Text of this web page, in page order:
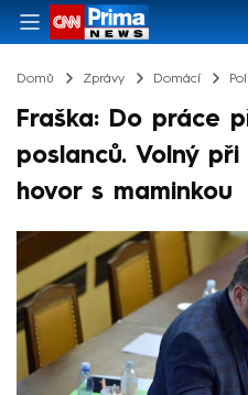
Domů Zprávy Domácí
Fraška: Do práce
poslanců. Volný
hovor s maminkou